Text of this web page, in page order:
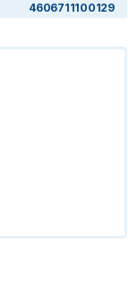
4606711100129